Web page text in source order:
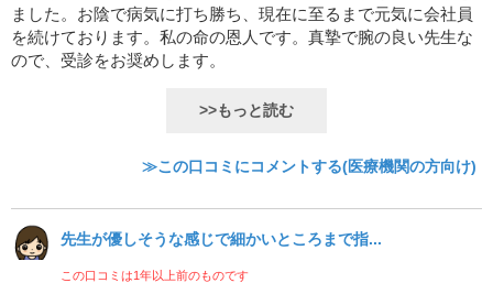
ました。お陰で病気に打ち勝ち、現在に至るまで元気に会社員
を続けております。私の命の恩人です。真摯で腕の良い先生な
ので、受診をお奨めします。
>>もっと読む
≫この口コミにコメントする(医療機関の方向け)
先生が優しそうな感じで細かいところまで指...
この口コミは1年以上前のものです